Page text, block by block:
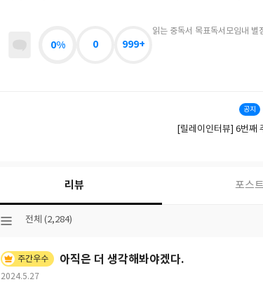
읽는 중독서 목표
0%
독서모임
0
내 별
999+
공지
[릴레이인터뷰] 6번째
리뷰 포스트
선
분
류
전체 (2,284)
주간우수 아직은 더 생각해봐야겠다.
작
2024.5.27